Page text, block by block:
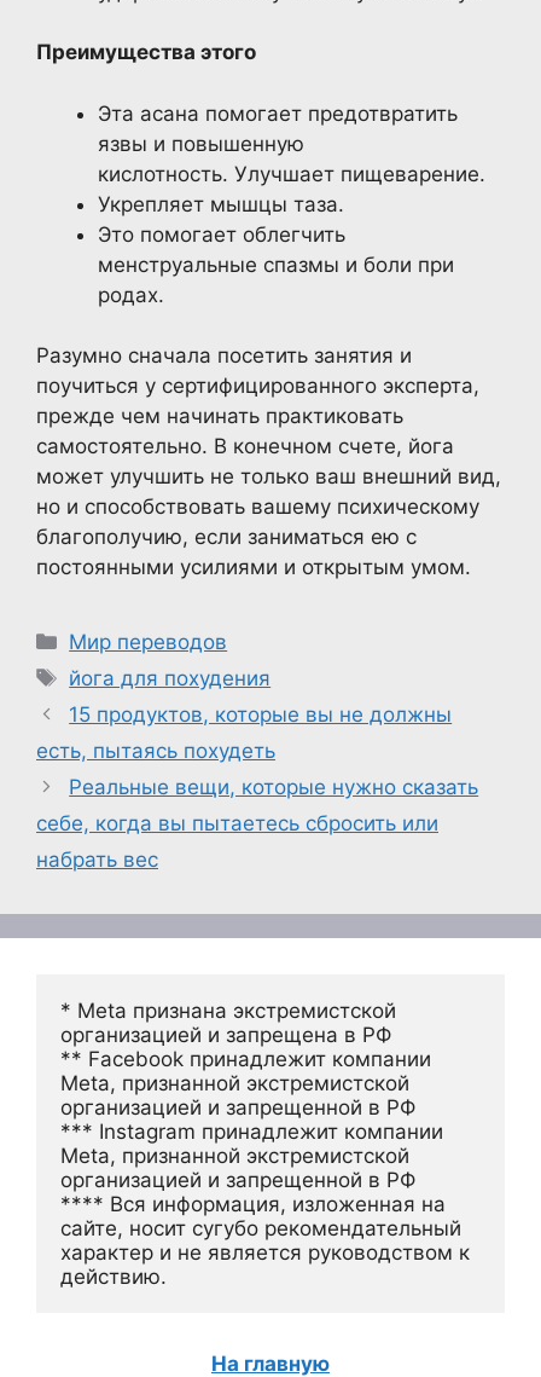
Преимущества этого
Эта асана помогает предотвратить
язвы и повышенную
кислотность. Улучшает пищеварение.
Укрепляет мышцы таза.
Это помогает облегчить
менструальные спазмы и боли при
родах.
Разумно сначала посетить занятия и
поучиться у сертифицированного эксперта,
прежде чем начинать практиковать
самостоятельно. В конечном счете, йога
может улучшить не только ваш внешний вид,
но и способствовать вашему психическому
благополучию, если заниматься ею с
постоянными усилиями и открытым умом.
Рубрики
Мир переводов
Метки
йога для похудения
15 продуктов, которые вы не должны
есть, пытаясь похудеть
Реальные вещи, которые нужно сказать
себе, когда вы пытаетесь сбросить или
набрать вес
* Meta признана экстремистской
организацией и запрещена в РФ
** Facebook принадлежит компании
Meta, признанной экстремистской
организацией и запрещенной в РФ
*** Instagram принадлежит компании
Meta, признанной экстремистской
организацией и запрещенной в РФ
**** Вся информация, изложенная на
сайте, носит сугубо рекомендательный
характер и не является руководством к
действию.
На главную